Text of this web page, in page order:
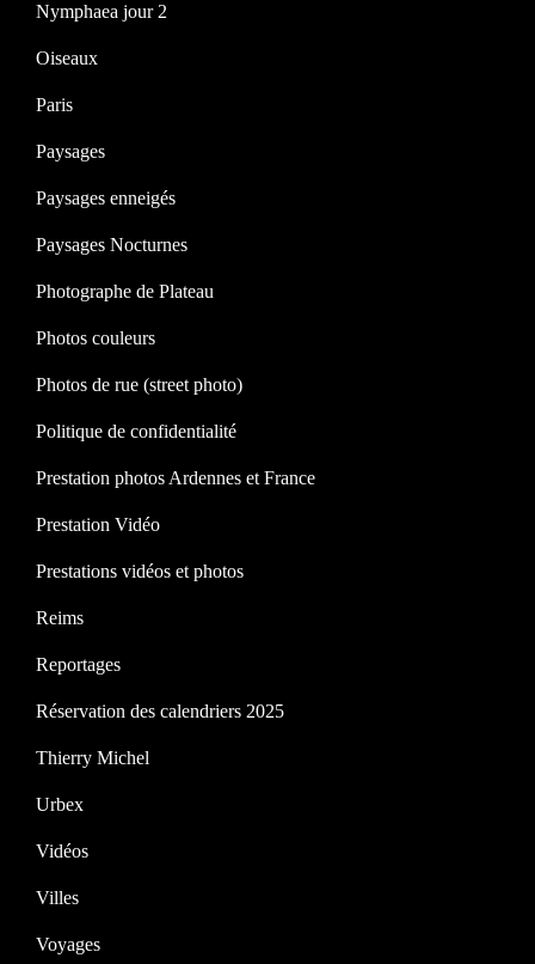
Nymphaea jour 2
Oiseaux
Paris
Paysages
Paysages enneigés
Paysages Nocturnes
Photographe de Plateau
Photos couleurs
Photos de rue (street photo)
Politique de confidentialité
Prestation photos Ardennes et France
Prestation Vidéo
Prestations vidéos et photos
Reims
Reportages
Réservation des calendriers 2025
Thierry Michel
Urbex
Vidéos
Villes
Voyages